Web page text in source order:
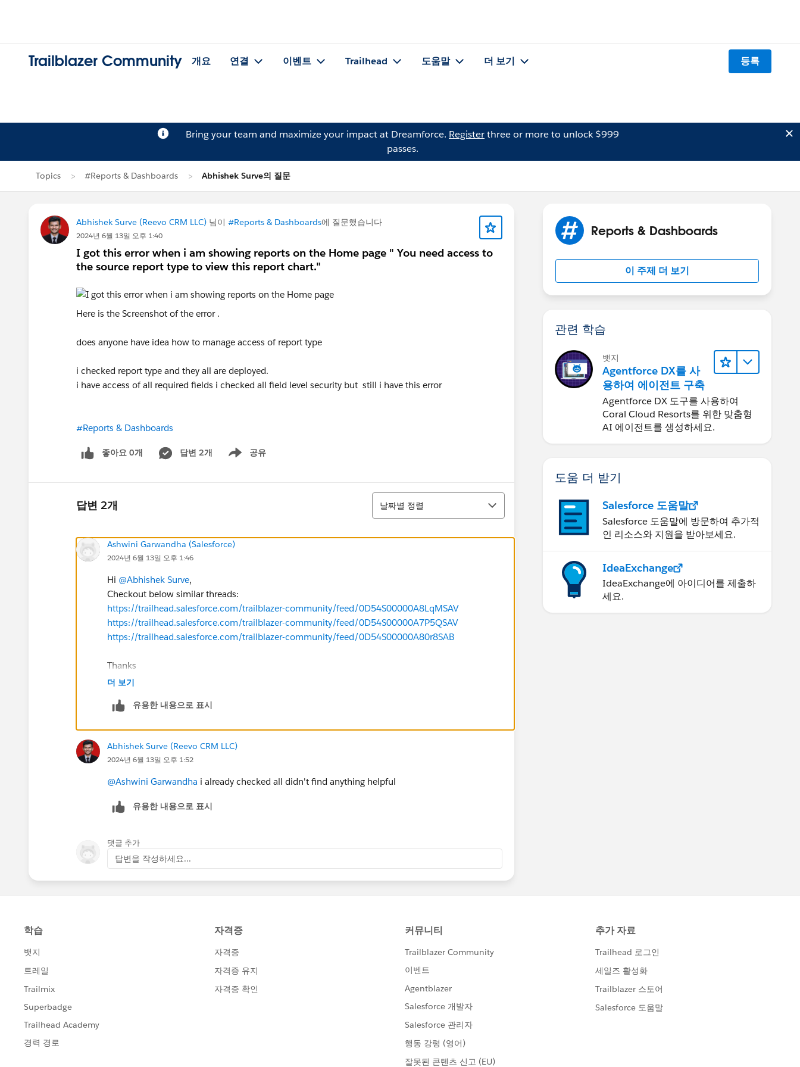
Trailblazer Community 개요 연결 이벤트 Trailhead 도움말 더 보기 등록
Bring your team and maximize your impact at Dreamforce. Registerthree or more to unlock $999
passes.
Topics #Reports & Dashboards Abhishek Surve의 질문
Abhishek Surve (Reevo CRM LLC) 님이 #Reports & Dashboards에 질문했습니다
2024년 6월 13일 오후 1:40
I got this error when i am showing reports on the Home page " You need access to
the source report type to view this report chart."
Here is the Screenshot of the error .
does anyone have idea how to manage access of report type
i checked report type and they all are deployed.
i have access of all required fields i checked all field level security but still i have this error
#Reports & Dashboards
좋아요 0개 답변 2개 공유
Show menu
답변 2개
정렬
날짜별 정렬
Ashwini Garwandha (Salesforce)
2024년 6월 13일 오후 1:46
Hi @Abhishek Surve,
Checkout below similar threads:
https://trailhead.salesforce.com/trailblazer-community/feed/0D54S00000A8LqMSAV
https://trailhead.salesforce.com/trailblazer-community/feed/0D54S00000A7P5QSAV
https://trailhead.salesforce.com/trailblazer-community/feed/0D54S00000A80r8SAB
Thanks
더 보기
유용한 내용으로 표시
Abhishek Surve (Reevo CRM LLC)
2024년 6월 13일 오후 1:52
@Ashwini Garwandha i already checked all didn't find anything helpful
유용한 내용으로 표시
댓글 추가
답변을 작성하세요...
Reports & Dashboards
이 주제 더 보기
관련 학습
뱃지
Agentforce DX를 사
용하여 에이전트 구축
Agentforce DX 도구를 사용하여
Coral Cloud Resorts를 위한 맞춤형
AI 에이전트를 생성하세요.
도움 더 받기
Salesforce 도움말
Salesforce 도움말에 방문하여 추가적
인 리소스와 지원을 받아보세요.
IdeaExchange
IdeaExchange에 아이디어를 제출하
세요.